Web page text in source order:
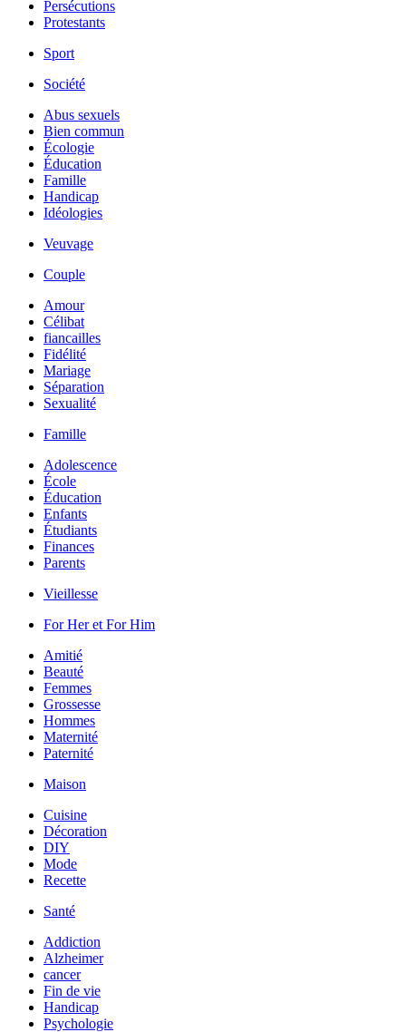
Persécutions
Protestants
Sport
Société
Abus sexuels
Bien commun
Écologie
Éducation
Famille
Handicap
Idéologies
Veuvage
Couple
Amour
Célibat
fiancailles
Fidélité
Mariage
Séparation
Sexualité
Famille
Adolescence
École
Éducation
Enfants
Étudiants
Finances
Parents
Vieillesse
For Her et For Him
Amitié
Beauté
Femmes
Grossesse
Hommes
Maternité
Paternité
Maison
Cuisine
Décoration
DIY
Mode
Recette
Santé
Addiction
Alzheimer
cancer
Fin de vie
Handicap
Psychologie